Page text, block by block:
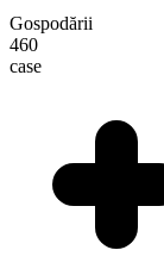
Gospodării
460
case